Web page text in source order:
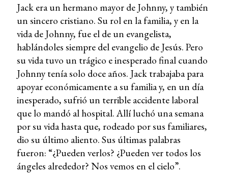
Jack era un hermano mayor de Johnny, y también
un sincero cristiano. Su rol en la familia, y en la
vida de Johnny, fue el de un evangelista,
hablándoles siempre del evangelio de Jesús. Pero
su vida tuvo un trágico e inesperado final cuando
Johnny tenía solo doce años. Jack trabajaba para
apoyar económicamente a su familia y, en un día
inesperado, sufrió un terrible accidente laboral
que lo mandó al hospital. Allí luchó una semana
por su vida hasta que, rodeado por sus familiares,
dio su último aliento. Sus últimas palabras
fueron: “¿Pueden verlos? ¿Pueden ver todos los
ángeles alrededor? Nos vemos en el cielo”.